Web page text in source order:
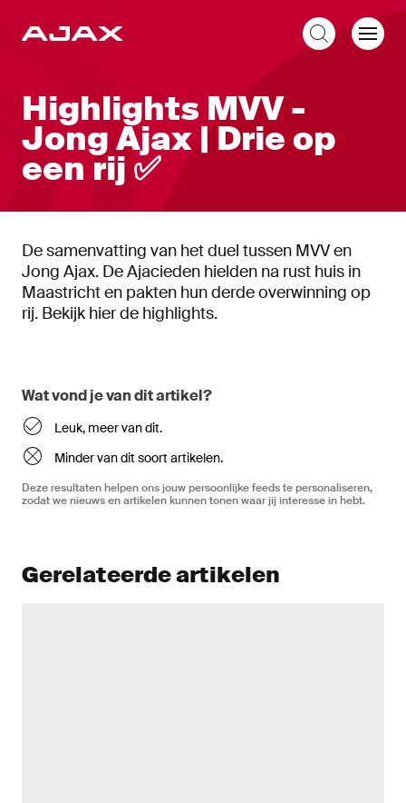
Highlights MVV -
Jong Ajax | Drie op
een rij ✅
De samenvatting van het duel tussen MVV en
Jong Ajax. De Ajacieden hielden na rust huis in
Maastricht en pakten hun derde overwinning op
rij. Bekijk hier de highlights.
Wat vond je van dit artikel?
Leuk, meer van dit.
Minder van dit soort artikelen.
Deze resultaten helpen ons jouw persoonlijke feeds te personaliseren,
zodat we nieuws en artikelen kunnen tonen waar jij interesse in hebt.
Gerelateerde artikelen